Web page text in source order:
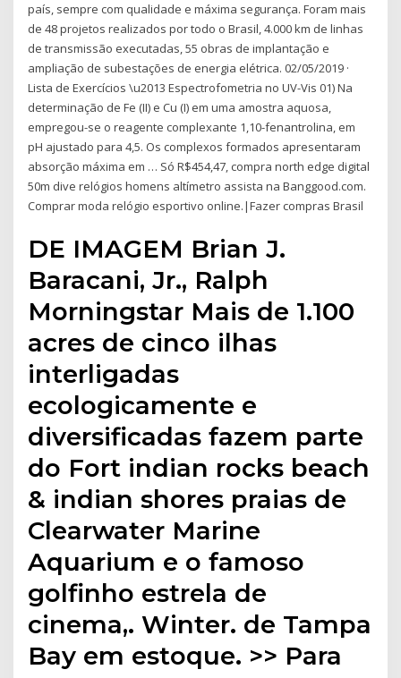
país, sempre com qualidade e máxima segurança. Foram mais
de 48 projetos realizados por todo o Brasil, 4.000 km de linhas
de transmissão executadas, 55 obras de implantação e
ampliação de subestações de energia elétrica. 02/05/2019 ·
Lista de Exercícios \u2013 Espectrofometria no UV-Vis 01) Na
determinação de Fe (II) e Cu (I) em uma amostra aquosa,
empregou-se o reagente complexante 1,10-fenantrolina, em
pH ajustado para 4,5. Os complexos formados apresentaram
absorção máxima em … Só R$454,47, compra north edge digital
50m dive relógios homens altímetro assista na Banggood.com.
Comprar moda relógio esportivo online.|Fazer compras Brasil
DE IMAGEM Brian J.
Baracani, Jr., Ralph
Morningstar Mais de 1.100
acres de cinco ilhas
interligadas
ecologicamente e
diversificadas fazem parte
do Fort indian rocks beach
& indian shores praias de
Clearwater Marine
Aquarium e o famoso
golfinho estrela de
cinema,. Winter. de Tampa
Bay em estoque. >> Para